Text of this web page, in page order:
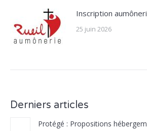
Inscription
25 juin 2026
Derniers articles
Protégé : Propositions